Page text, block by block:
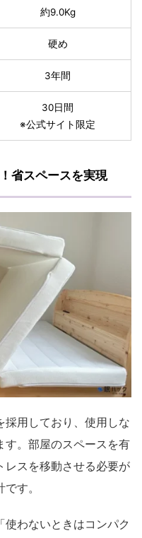
約9.0Kg
硬め
3年間
30日間
※公式サイト限定
省スペースを実現
採用しており、使用しな
す。部屋のスペースを有
レスを移動させる必要が
す。
わないときはコンパク